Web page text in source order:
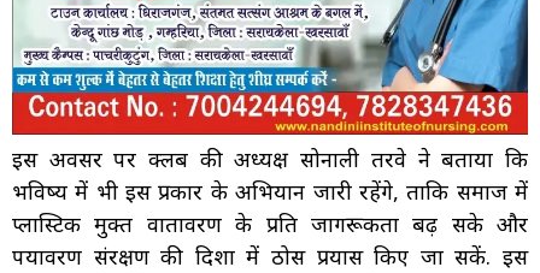
इस अवसर पर क्लब की अध्यक्ष सोनाली तरवे ने बताया कि
भविष्य में भी इस प्रकार के अभियान जारी रहेंगे, ताकि समाज में
प्लास्टिक मुक्त वातावरण के प्रति जागरूकता बढ़ सके और
पर्यावरण संरक्षण की दिशा में ठोस प्रयास किए जा सकें. इस